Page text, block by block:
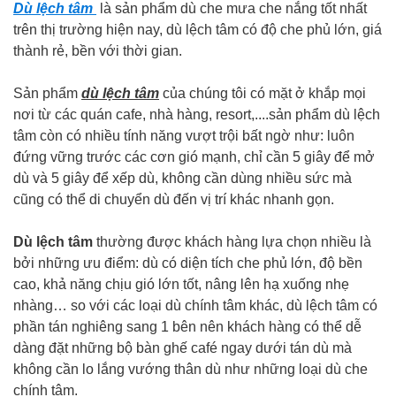
Dù lệch tâm
là sản phẩm dù che mưa che nắng tốt nhất
trên thị trường hiện nay, dù lệch tâm có độ che phủ lớn, giá
thành rẻ, bền với thời gian.
Sản phẩm dù lệch tâm của chúng tôi có mặt ở khắp mọi
nơi từ các quán cafe, nhà hàng, resort,....sản phẩm dù lệch
tâm còn có nhiều tính năng vượt trội bất ngờ như: luôn
đứng vững trước các cơn gió mạnh, chỉ cần 5 giây để mở
dù và 5 giây để xếp dù, không cần dùng nhiều sức mà
cũng có thể di chuyển dù đến vị trí khác nhanh gọn.
Dù lệch tâm thường được khách hàng lựa chọn nhiều là
bởi những ưu điểm: dù có diện tích che phủ lớn, độ bền
cao, khả năng chịu gió lớn tốt, nâng lên hạ xuống nhẹ
nhàng… so với các loại dù chính tâm khác, dù lệch tâm có
phần tán nghiêng sang 1 bên nên khách hàng có thể dễ
dàng đặt những bộ bàn ghế café ngay dưới tán dù mà
không cần lo lắng vướng thân dù như những loại dù che
chính tâm.